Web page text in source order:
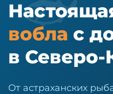
вобла с
в Северо-
От астраханских